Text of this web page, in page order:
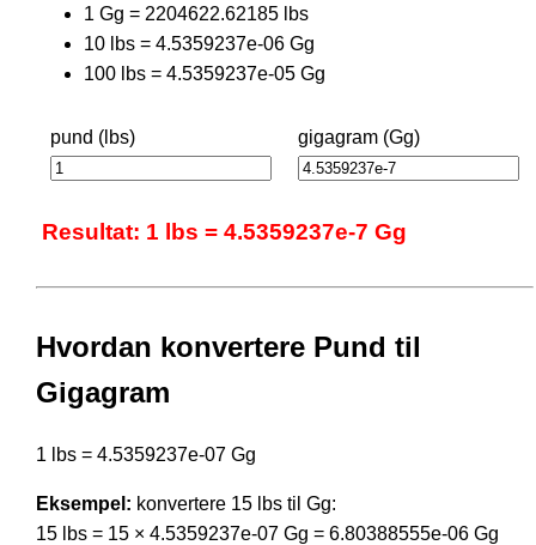
1 Gg = 2204622.62185 lbs
10 lbs = 4.5359237e-06 Gg
100 lbs = 4.5359237e-05 Gg
pund (lbs) gigagram (Gg)
Resultat: 1 lbs = 4.5359237e-7 Gg
Hvordan konvertere Pund til
Gigagram
1 lbs = 4.5359237e-07 Gg
Eksempel: konvertere 15 lbs til Gg:
15 lbs = 15 × 4.5359237e-07 Gg = 6.80388555e-06 Gg